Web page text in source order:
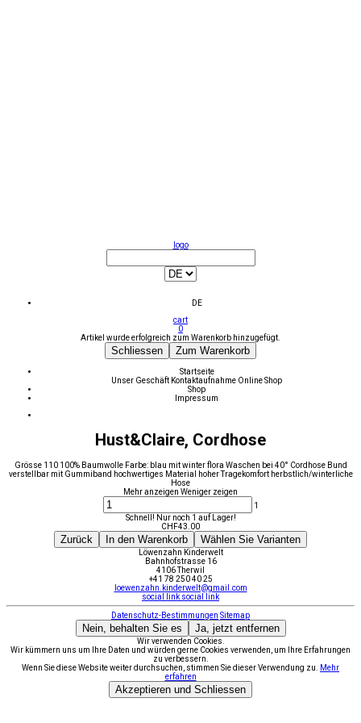
logo
DE
cart
0
Artikel wurde erfolgreich zum Warenkorb hinzugefügt.
Schliessen Zum Warenkorb
Startseite
Unser Geschäft Kontaktaufnahme Online Shop
Shop
Impressum
Hust&Claire, Cordhose
Grösse 110 100% Baumwolle Farbe: blau mit winter flora Waschen bei 40° Cordhose Bund
verstellbar mit Gummiband hochwertiges Material hoher Tragekomfort herbstlich/winterliche
Hose
Mehr anzeigen Weniger zeigen
1
Schnell! Nur noch 1 auf Lager!
CHF43.00
Zurück In den Warenkorb Wählen Sie Varianten
Löwenzahn Kinderwelt
Bahnhofstrasse 16
4106 Therwil
+41 78 250 40 25
loewenzahn.kinderwelt@gmail.com
social link social link
Datenschutz-Bestimmungen Sitemap
Nein, behalten Sie es Ja, jetzt entfernen
Wir verwenden Cookies.
Wir kümmern uns um Ihre Daten und würden gerne Cookies verwenden, um Ihre Erfahrungen
zu verbessern.
Wenn Sie diese Website weiter durchsuchen, stimmen Sie dieser Verwendung zu.
Mehr
erfahren
Akzeptieren und Schliessen